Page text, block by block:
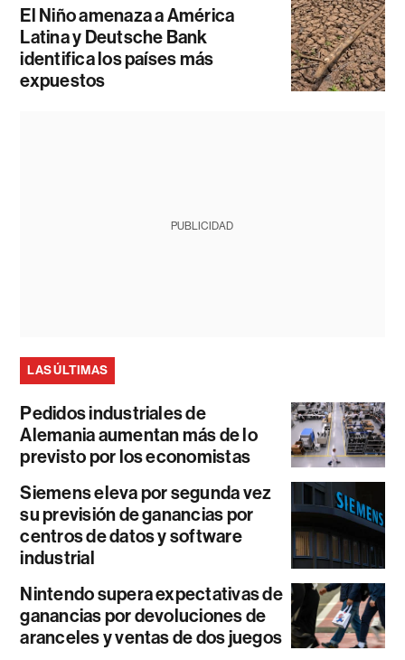
El Niño amenaza a América
Latina y Deutsche Bank
identifica los países más
expuestos
PUBLICIDAD
LAS ÚLTIMAS
Pedidos industriales de
Alemania aumentan más de lo
previsto por los economistas
Siemens eleva por segunda vez
su previsión de ganancias por
centros de datos y software
industrial
Nintendo supera expectativas de
ganancias por devoluciones de
aranceles y ventas de dos juegos